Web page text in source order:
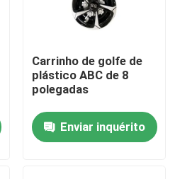
Carrinho de golfe de
plástico ABC de 8
polegadas
Enviar inquérito